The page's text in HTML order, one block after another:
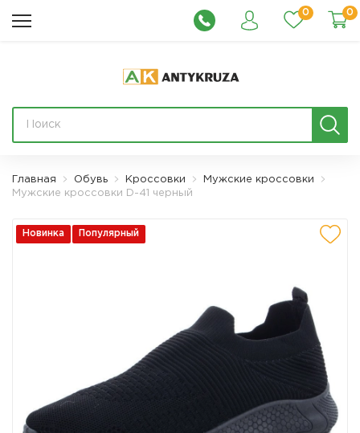
0 0
Главная Обувь Кроссовки
Мужские кроссовки
Мужские кроссовки D-41 черный
Новинка Популярный